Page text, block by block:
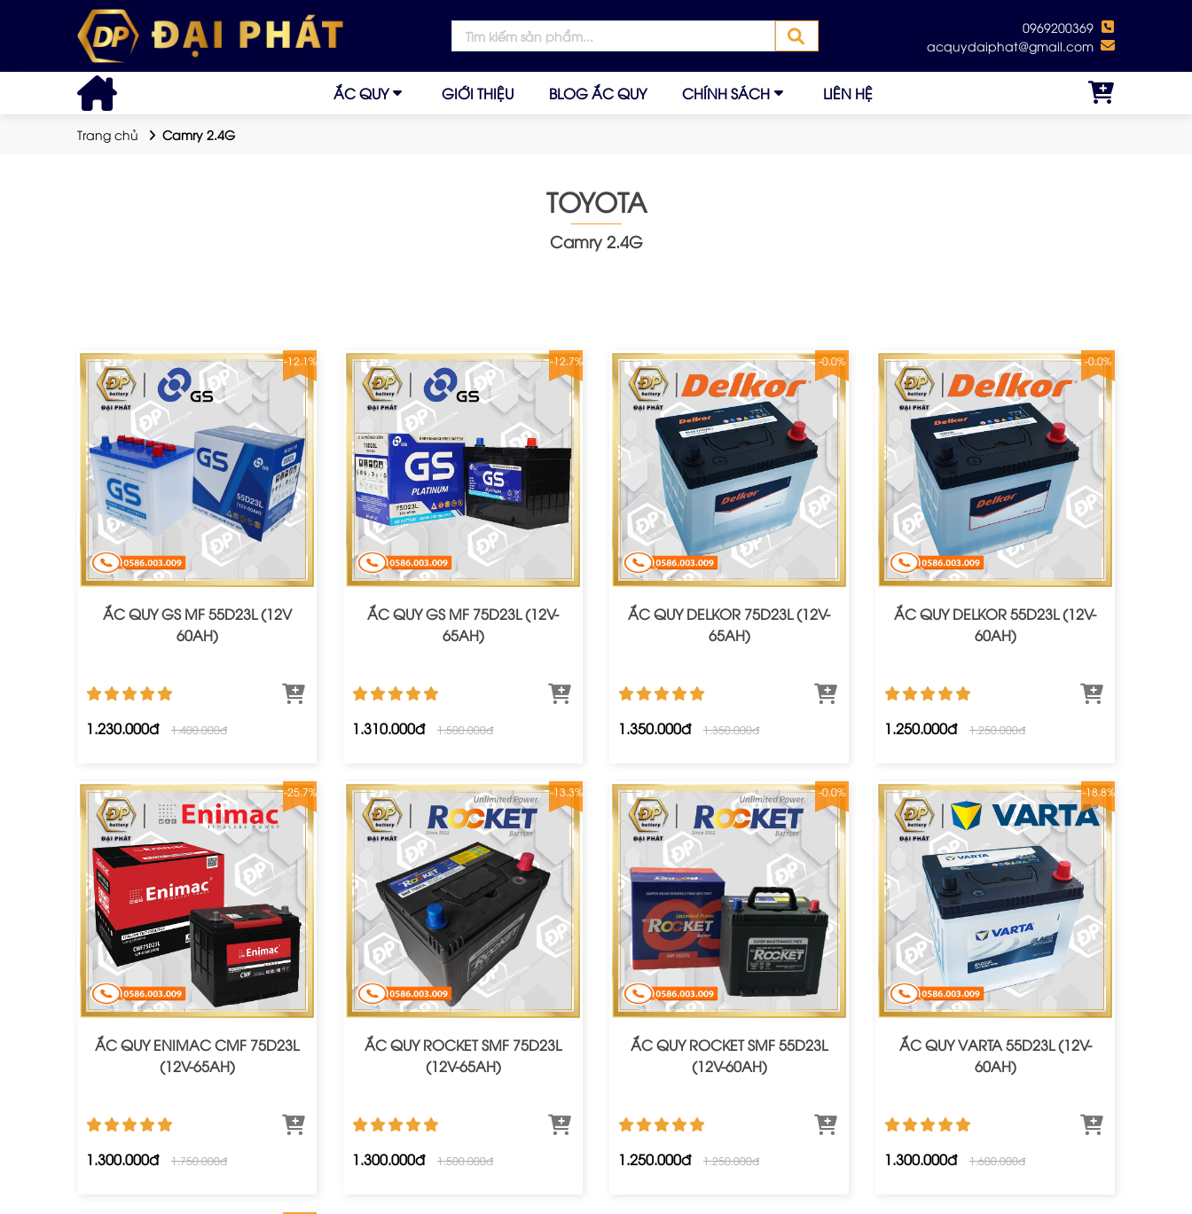
0969200369
acquydaiphat@gmail.com
ẮC QUY GIỚI THIỆU BLOG ẮC QUY CHÍNH SÁCH LIÊN HỆ
Trang chủ Camry 2.4G
TOYOTA
Camry 2.4G
-12.1%
ẮC QUY GS MF 55D23L (12V
60AH)
1.230.000đ 1.400.000đ
-12.7%
ẮC QUY GS MF 75D23L (12V-
65AH)
1.310.000đ 1.500.000đ
-0.0%
ẮC QUY DELKOR 75D23L (12V-
65AH)
1.350.000đ 1.350.000đ
-0.0%
ẮC QUY DELKOR 55D23L (12V-
60AH)
1.250.000đ 1.250.000đ
-25.7%
ẮC QUY ENIMAC CMF 75D23L
(12V-65AH)
1.300.000đ 1.750.000đ
-13.3%
ẮC QUY ROCKET SMF 75D23L
(12V-65AH)
1.300.000đ 1.500.000đ
-0.0%
ẮC QUY ROCKET SMF 55D23L
(12V-60AH)
1.250.000đ 1.250.000đ
-18.8%
ẮC QUY VARTA 55D23L (12V-
60AH)
1.300.000đ 1.600.000đ